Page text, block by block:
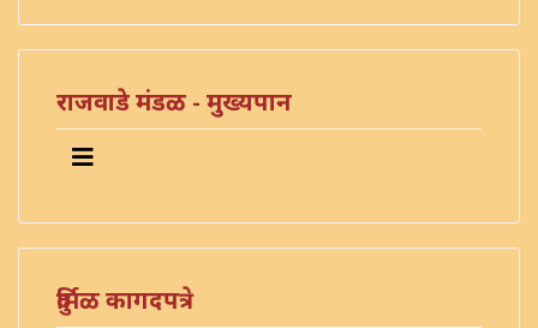
राजवाडे मंडळ - मुख्यपान
दुर्मिळ कागदपत्रे